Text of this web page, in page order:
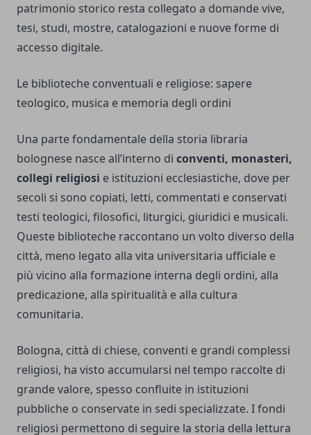
patrimonio storico resta collegato a domande vive,
tesi, studi, mostre, catalogazioni e nuove forme di
accesso digitale.
Le biblioteche conventuali e religiose: sapere
teologico, musica e memoria degli ordini
Una parte fondamentale della storia libraria
bolognese nasce all’interno di conventi, monasteri,
collegi religiosi e istituzioni ecclesiastiche, dove per
secoli si sono copiati, letti, commentati e conservati
testi teologici, filosofici, liturgici, giuridici e musicali.
Queste biblioteche raccontano un volto diverso della
città, meno legato alla vita universitaria ufficiale e
più vicino alla formazione interna degli ordini, alla
predicazione, alla spiritualità e alla cultura
comunitaria.
Bologna, città di chiese, conventi e grandi complessi
religiosi, ha visto accumularsi nel tempo raccolte di
grande valore, spesso confluite in istituzioni
pubbliche o conservate in sedi specializzate. I fondi
religiosi permettono di seguire la storia della lettura